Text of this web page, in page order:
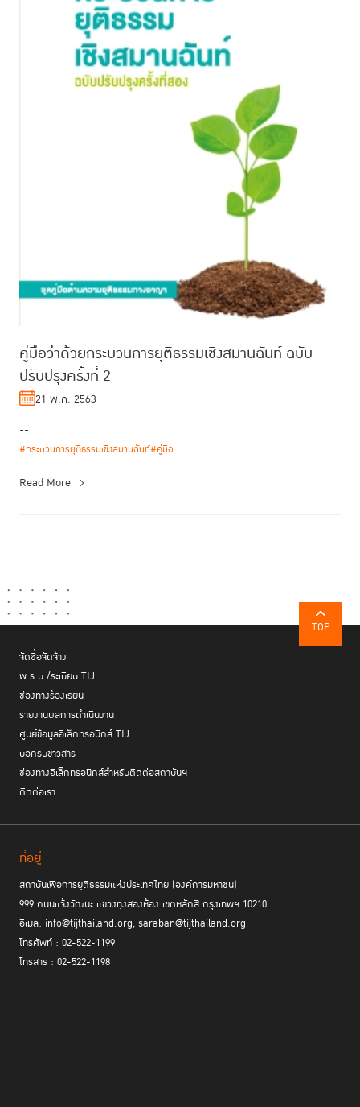
คู่มือว่าด้วยกระบวนการยุติธรรมเชิงสมานฉันท์ ฉบับ
ปรับปรุงครั้งที่ 2
21 พ.ค. 2563
--
#กระบวนการยุติธรรมเชิงสมานฉันท์#คู่มือ
Read More
TOP
จัดซื้อจัดจ้าง
พ.ร.บ./ระเบียบ TIJ
ช่องทางร้องเรียน
รายงานผลการดำเนินงาน
ศูนย์ข้อมูลอิเล็กทรอนิกส์ TIJ
บอกรับข่าวสาร
ช่องทางอิเล็กทรอนิกส์สำหรับติดต่อสถาบันฯ
ติดต่อเรา
ที่อยู่
สถาบันเพื่อการยุติธรรมแห่งประเทศไทย (องค์การมหาชน)
999 ถนนแจ้งวัฒนะ แขวงทุ่งสองห้อง เขตหลักสี่ กรุงเทพฯ 10210
อีเมล: info@tijthailand.org, saraban@tijthailand.org
โทรศัพท์ : 02-522-1199
โทรสาร : 02-522-1198